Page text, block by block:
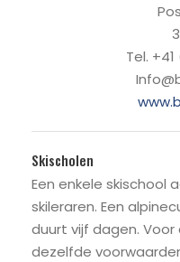
Tel.
Skischolen
Een enkele skischool
skileraren. Een
duurt vijf dagen.
dezelfde